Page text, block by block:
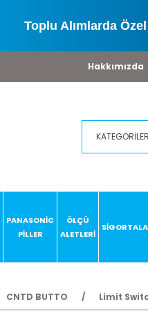
Toplu Alımlarda
Hakkımızda
PANASONİC
PİLLER
ÖLÇÜ
ALETLERİ
CNTD BUTTO Limit